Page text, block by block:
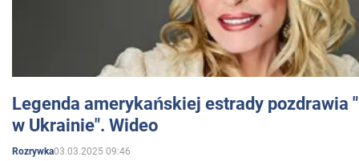
Legenda amerykańskiej estrady pozdrawia
w Ukrainie". Wideo
Rozrywka03.03.2025 09:46